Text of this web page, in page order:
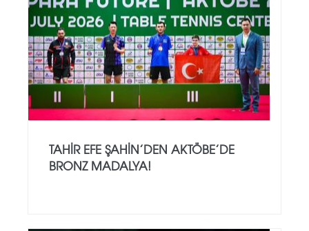
TAHIR EFE ŞAHIN’DEN AKTÖBE’DE
BRONZ MADALYA!